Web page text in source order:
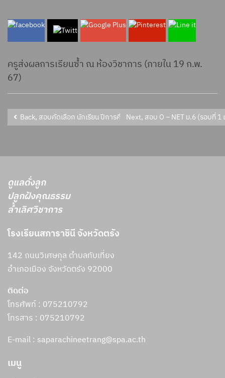
ครูส่งผลการเรียนซ้ำ ณ ห้องวิชาการ (ภายใน 19 ก.พ.
67)
Back, สอบคัดเลือก นักเรียน ปีการศึกษา 2567 ระดับชั้นมัธยมศึกษาปีที่ 1
Next, สอบ O – NET ม.6 (รอบที่
ดูแลดั่งลูก
ปลูกฝังคุณธรรม
ล้ำเลิศวิชาการ
โรงเรียนสภาราชินี จังหวัดตรัง
142 ถนนวิเศษกุล ตำบลทับเที่ยง
อำเภอเมือง จังหวัดตรัง 92000
ติดต่อ
โทรศัพท์ : 075210792
โทรสาร : 075210792
E-mail : saparachineetrang@spa.ac.th
เมนู